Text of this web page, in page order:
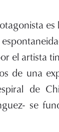
es
el artista
de una
de
se